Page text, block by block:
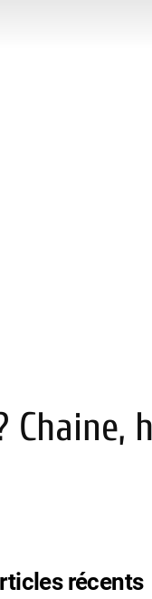
Chaine,
récents